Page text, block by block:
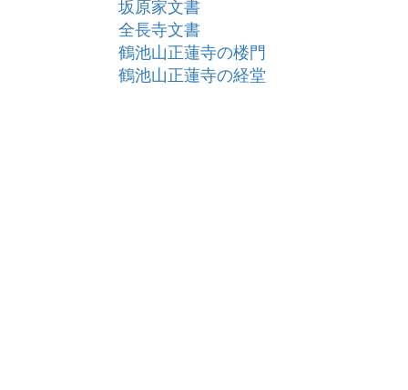
坂原家文書
全長寺文書
鶴池山正蓮寺の楼門
鶴池山正蓮寺の経堂